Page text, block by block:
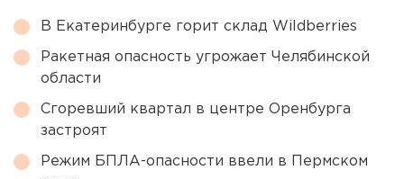
В Екатеринбурге горит склад Wildberries
Ракетная опасность угрожает Челябинской
области
Сгоревший квартал в центре Оренбурга
застроят
Режим БПЛА-опасности ввели в Пермском